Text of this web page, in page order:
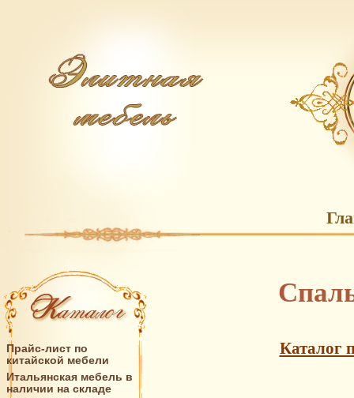
Прайс-лист по
китайской мебели
Итальянская мебель в
наличии на складе
Каталог